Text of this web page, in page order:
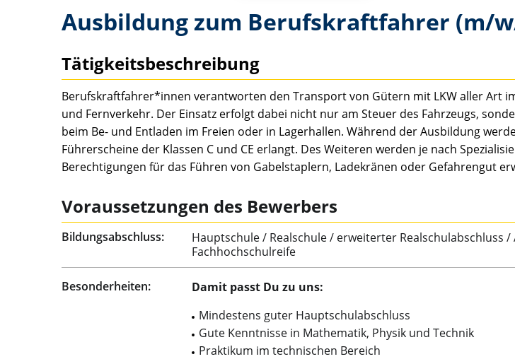
Ausbildung zum Berufskraftfahrer (m/
Tätigkeitsbeschreibung
Berufskraftfahrer*innen verantworten den Transport von Gütern mit LKW aller Art
und Fernverkehr. Der Einsatz erfolgt dabei nicht nur am Steuer des Fahrzeugs,
beim Be- und Entladen im Freien oder in Lagerhallen. Während der Ausbildung
Führerscheine der Klassen C und CE erlangt. Des Weiteren werden je nach
Berechtigungen für das Führen von Gabelstaplern, Ladekränen oder Gefahrengut
Voraussetzungen des Bewerbers
Bildungsabschluss:
Hauptschule / Realschule / erweiterter Realschulabschluss
Fachhochschulreife
Besonderheiten:
Damit passt Du zu uns:
Mindestens guter Hauptschulabschluss
Gute Kenntnisse in Mathematik, Physik und Technik
Praktikum im technischen Bereich